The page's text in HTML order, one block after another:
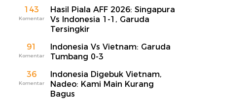
143
Komentar
Hasil Piala AFF 2026: Singapura
Vs Indonesia 1-1, Garuda
Tersingkir
91
Komentar
Indonesia Vs Vietnam: Garuda
Tumbang 0-3
36
Komentar
Indonesia Digebuk Vietnam,
Nadeo: Kami Main Kurang
Bagus